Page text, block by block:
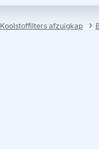
op
Koolstoffilters afzuigkap